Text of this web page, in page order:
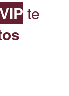
te